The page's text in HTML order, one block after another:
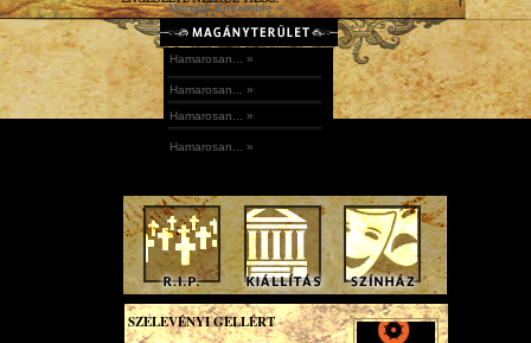
Morgue Ensemble »
Hamarosan... »
Hamarosan... »
Hamarosan... »
Hamarosan... »
SZELEVÉNYI GELLÉRT